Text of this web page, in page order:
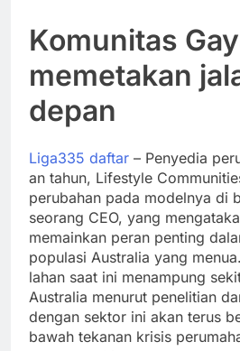
Komunitas
memetakan
depan
Liga335 daftar – Penyedia
an tahun, Lifestyle
perubahan pada modelnya di
seorang CEO, yang
memainkan peran penting
populasi Australia yang
lahan saat ini menampung
Australia menurut penelitian
dengan sektor ini akan terus
bawah tekanan krisis